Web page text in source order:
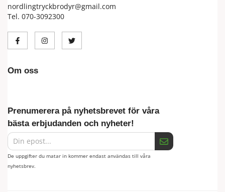
nordlingtryckbrodyr@gmail.com
Tel. 070-3092300
Om oss
Prenumerera på nyhetsbrevet för våra
bästa erbjudanden och nyheter!
De uppgifter du matar in kommer endast användas till våra
nyhetsbrev.